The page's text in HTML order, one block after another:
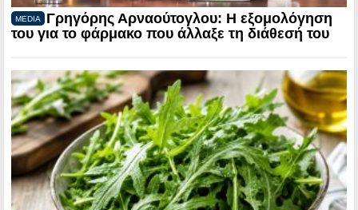
MEDIA
Γρηγόρης Αρναούτογλου: Η εξομολόγηση
του για το φάρμακο που άλλαξε τη διάθεσή του